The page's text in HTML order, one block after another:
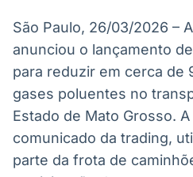
São Paulo, 26/03/2026 –
anunciou o lançamento
para reduzir em cerca de
gases poluentes no
Estado de Mato Grosso.
comunicado da trading,
parte da frota de